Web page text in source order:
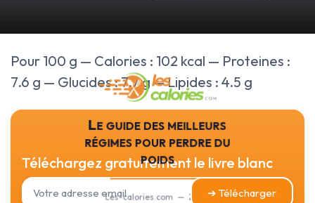
Pour 100 g — Calories : 102 kcal — Proteines :
7.6 g — Glucides : 7.7 g — Lipides : 4.5 g
Le guide des meilleurs
régimes pour perdre du
poids
Les-calories.com — 2026
Téléchargez gratuitement le livre blanc
➔ Télécharger